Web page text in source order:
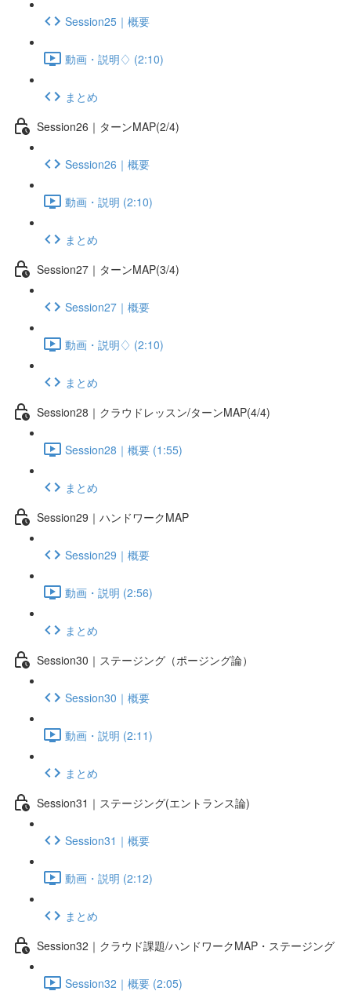
Session25｜概要
動画・説明♢ (2:10)
まとめ
Session26｜ターンMAP(2/4)
Session26｜概要
動画・説明 (2:10)
まとめ
Session27｜ターンMAP(3/4)
Session27｜概要
動画・説明♢ (2:10)
まとめ
Session28｜クラウドレッスン/ターンMAP(4/4)
Session28｜概要 (1:55)
まとめ
Session29｜ハンドワークMAP
Session29｜概要
動画・説明 (2:56)
まとめ
Session30｜ステージング（ポージング論）
Session30｜概要
動画・説明 (2:11)
まとめ
Session31｜ステージング(エントランス論)
Session31｜概要
動画・説明 (2:12)
まとめ
Session32｜クラウド課題/ハンドワークMAP・ステージング
Session32｜概要 (2:05)